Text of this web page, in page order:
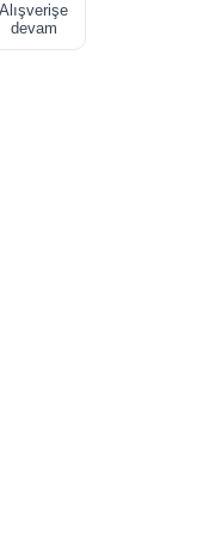
Alışverişe
devam